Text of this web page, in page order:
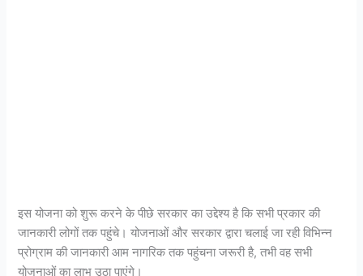
इस योजना को शुरू करने के पीछे सरकार का उद्देश्य है कि सभी प्रकार की
जानकारी लोगों तक पहुंचे। योजनाओं और सरकार द्वारा चलाई जा रही विभिन्न
प्रोग्राम की जानकारी आम नागरिक तक पहुंचना जरूरी है, तभी वह सभी
योजनाओं का लाभ उठा पाएंगे।